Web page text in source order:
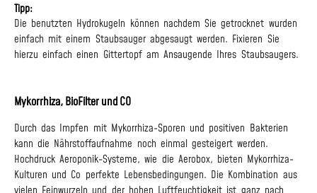
Tipp:
Die benutzten Hydrokugeln können nachdem Sie getrocknet wurden
einfach mit einem Staubsauger abgesaugt werden. Fixieren Sie
hierzu einfach einen Gittertopf am Ansaugende Ihres Staubsaugers.
Mykorrhiza, BioFilter und CO
Durch das Impfen mit Mykorrhiza-Sporen und positiven Bakterien
kann die Nährstoffaufnahme noch einmal gesteigert werden.
Hochdruck Aeroponik-Systeme, wie die Aerobox, bieten Mykorrhiza-
Kulturen und Co perfekte Lebensbedingungen. Die Kombination aus